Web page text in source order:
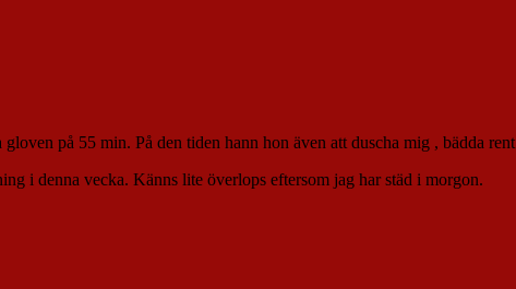
på 55 min. På den tiden hann hon även att duscha mig , bädda
i denna vecka. Känns lite överlops eftersom jag har städ i morgon.